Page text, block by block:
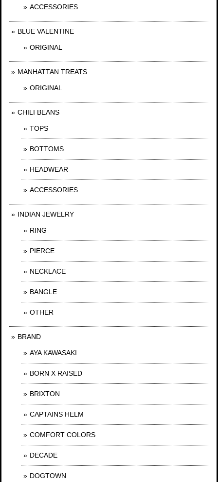
ACCESSORIES
BLUE VALENTINE
ORIGINAL
MANHATTAN TREATS
ORIGINAL
CHILI BEANS
TOPS
BOTTOMS
HEADWEAR
ACCESSORIES
INDIAN JEWELRY
RING
PIERCE
NECKLACE
BANGLE
OTHER
BRAND
AYA KAWASAKI
BORN X RAISED
BRIXTON
CAPTAINS HELM
COMFORT COLORS
DECADE
DOGTOWN